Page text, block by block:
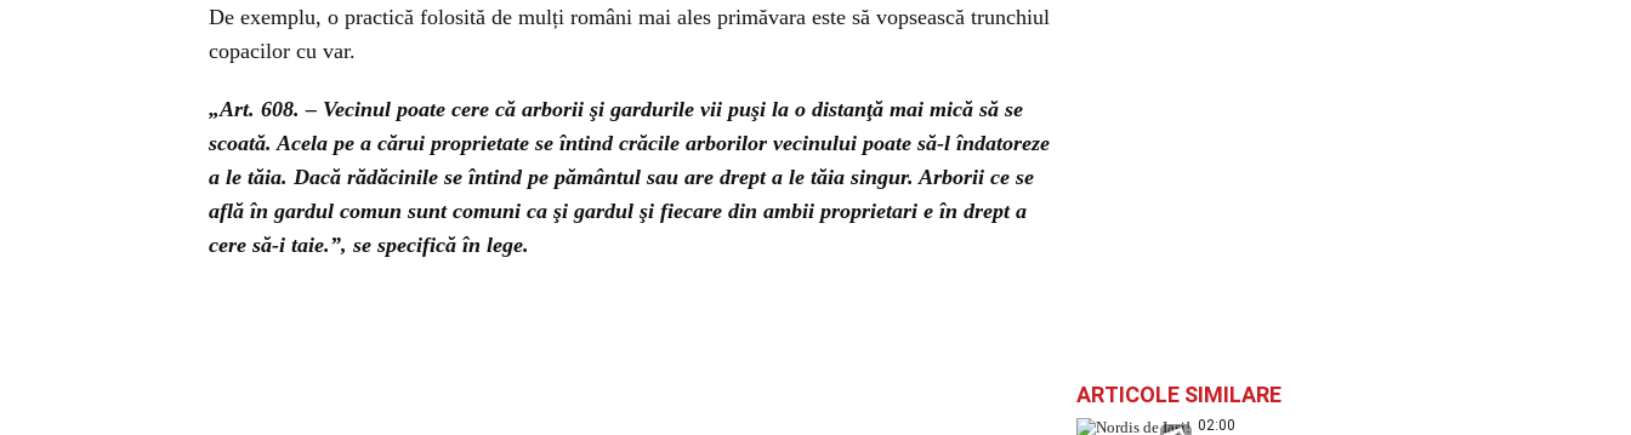
De exemplu, o practică folosită de mulți români mai ales primăvara este să vopsească trunchiul
copacilor cu var.
„Art. 608. – Vecinul poate cere că arborii şi gardurile vii puşi la o distanţă mai mică să se
scoată. Acela pe a cărui proprietate se întind crăcile arborilor vecinului poate să-l îndatoreze
a le tăia. Dacă rădăcinile se întind pe pământul sau are drept a le tăia singur. Arborii ce se
află în gardul comun sunt comuni ca şi gardul şi fiecare din ambii proprietari e în drept a
cere să-i taie.”, se specifică în lege.
ARTICOLE SIMILARE
02:00